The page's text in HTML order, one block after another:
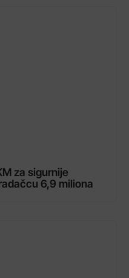
za sigurnije
6,9 miliona